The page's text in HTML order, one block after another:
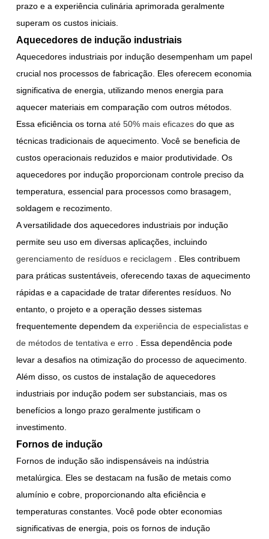
prazo e a experiência culinária aprimorada geralmente
superam os custos iniciais.
Aquecedores de indução industriais
Aquecedores industriais por indução desempenham um papel
crucial nos processos de fabricação. Eles oferecem economia
significativa de energia, utilizando menos energia para
aquecer materiais em comparação com outros métodos.
Essa eficiência os torna até 50% mais eficazes do que as
técnicas tradicionais de aquecimento. Você se beneficia de
custos operacionais reduzidos e maior produtividade. Os
aquecedores por indução proporcionam controle preciso da
temperatura, essencial para processos como brasagem,
soldagem e recozimento.
A versatilidade dos aquecedores industriais por indução
permite seu uso em diversas aplicações, incluindo
gerenciamento de resíduos e reciclagem . Eles contribuem
para práticas sustentáveis, oferecendo taxas de aquecimento
rápidas e a capacidade de tratar diferentes resíduos. No
entanto, o projeto e a operação desses sistemas
frequentemente dependem da experiência de especialistas e
de métodos de tentativa e erro . Essa dependência pode
levar a desafios na otimização do processo de aquecimento.
Além disso, os custos de instalação de aquecedores
industriais por indução podem ser substanciais, mas os
benefícios a longo prazo geralmente justificam o
investimento.
Fornos de indução
Fornos de indução são indispensáveis na indústria
metalúrgica. Eles se destacam na fusão de metais como
alumínio e cobre, proporcionando alta eficiência e
temperaturas constantes. Você pode obter economias
significativas de energia, pois os fornos de indução